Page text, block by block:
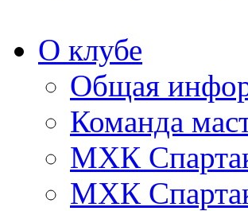
О клубе
Общая
Команда
МХК
МХК